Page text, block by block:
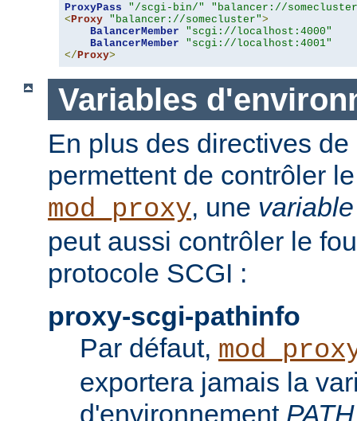
ProxyPass "/scgi-bin/"
"balancer://
< Proxy "balancer://somecluster">
BalancerMember
"scgi://localhost:4000"
BalancerMember
"scgi://localhost:4001"
</ Proxy>
Variables
En plus des directives
permettent de contrôler
mod_proxy, une
peut aussi contrôler le
protocole SCGI :
proxy-scgi-pathinfo
Par défaut,
exportera jamais la
d'environnement